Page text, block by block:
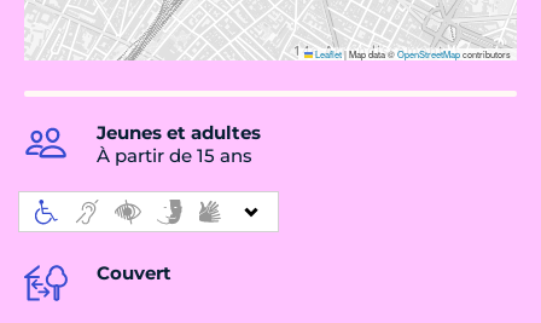
Leaflet|Map data ©OpenStreetMapcontributors
Jeunes et adultes
À partir de 15 ans
Couvert